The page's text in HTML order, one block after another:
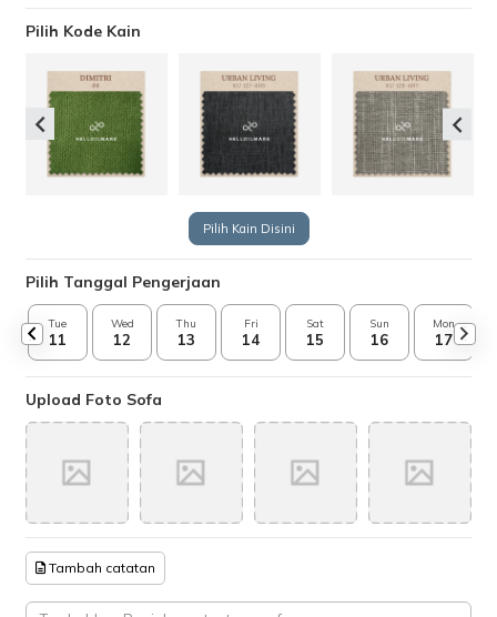
Pilih Kode Kain
Pilih Kain Disini
Pilih Tanggal Pengerjaan
Tue
11
Wed
12
Thu
13
Fri
14
Sat
15
Sun
16
Mon
17
Upload Foto Sofa
Tambah catatan